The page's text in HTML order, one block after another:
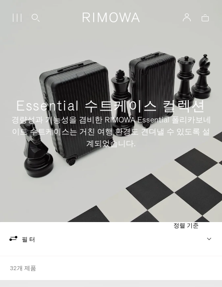
Essential 수트케이스 컬렉션
경량성과 기능성을 겸비한 RIMOWA Essential 폴리카보네
이트 수트케이스는 거친 여행 환경도 견뎌낼 수 있도록 설
계되었습니다.
필터
정렬 기준
32개 제품